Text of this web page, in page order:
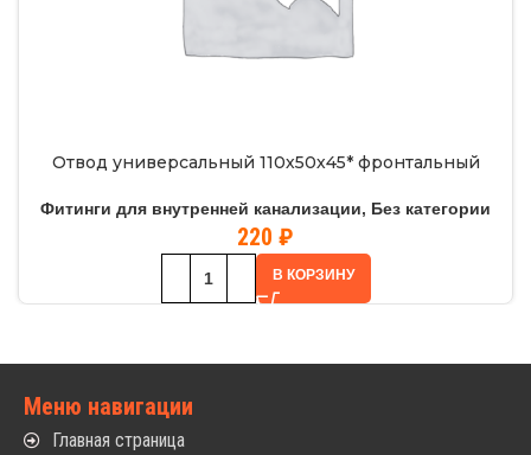
Отвод универсальный 110х50х45* фронтальный
Фитинги для внутренней канализации, Без категории
220 ₽
В КОРЗИНУ
Меню навигации
Главная страница